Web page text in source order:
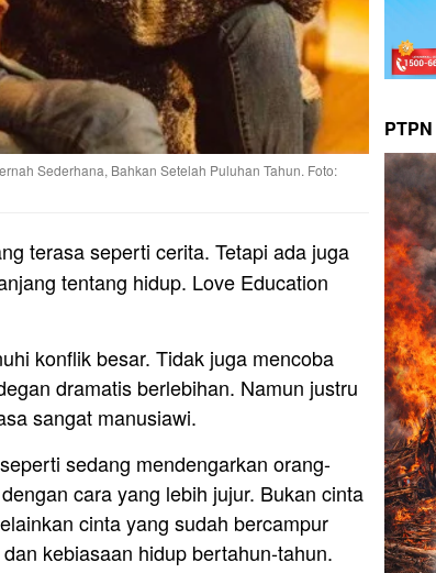
Sederhana, Bahkan Setelah Puluhan Tahun. Foto:
terasa seperti cerita. Tetapi ada juga
tentang hidup. Love Education
konflik besar. Tidak juga mencoba
dramatis berlebihan. Namun justru
sangat manusiawi.
sedang mendengarkan orang-
cara yang lebih jujur. Bukan cinta
cinta yang sudah bercampur
kebiasaan hidup bertahun-tahun.